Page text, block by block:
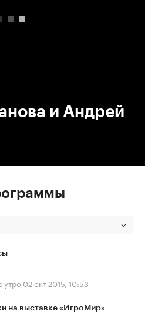
и Андрей
утро02 окт 2015, 10:53
на выставке «ИгроМир»